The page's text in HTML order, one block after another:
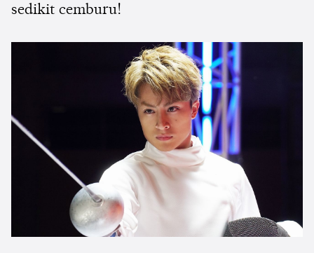
sedikit cemburu!